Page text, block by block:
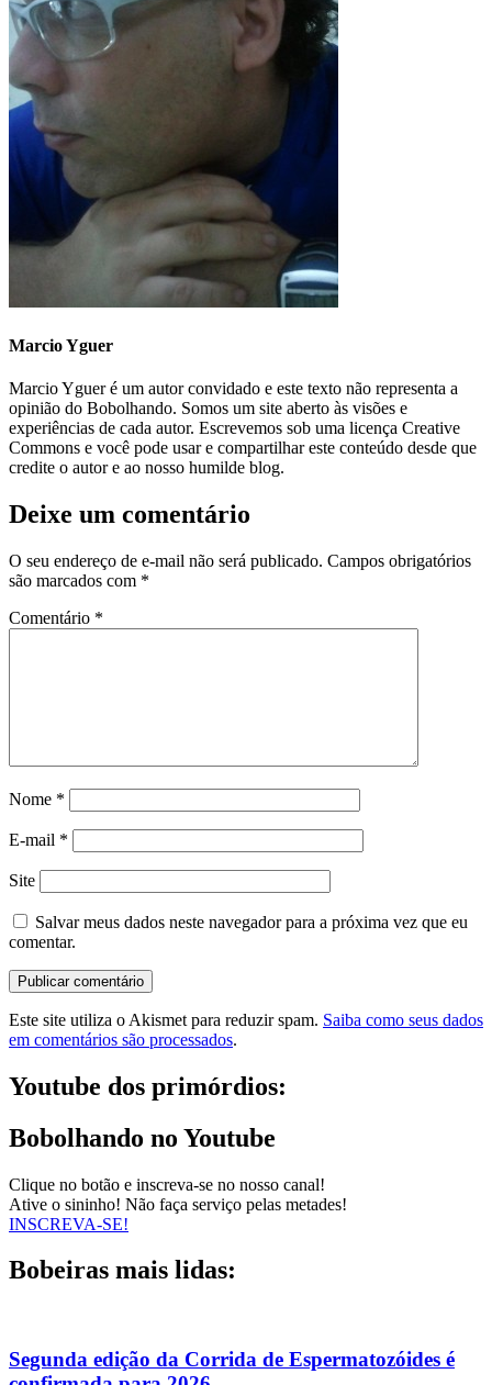
Marcio Yguer
Marcio Yguer é um autor convidado e este texto não representa a
opinião do Bobolhando. Somos um site aberto às visões e
experiências de cada autor. Escrevemos sob uma licença Creative
Commons e você pode usar e compartilhar este conteúdo desde que
credite o autor e ao nosso humilde blog.
Deixe um comentário
O seu endereço de e-mail não será publicado. Campos obrigatórios
são marcados com *
Comentário *
Nome *
E-mail *
Site
Salvar meus dados neste navegador para a próxima vez que eu
comentar.
Este site utiliza o Akismet para reduzir spam. Saiba como seus dados
em comentários são processados.
Youtube dos primórdios:
Bobolhando no Youtube
Clique no botão e inscreva-se no nosso canal!
Ative o sininho! Não faça serviço pelas metades!
INSCREVA-SE!
Bobeiras mais lidas:
Segunda edição da Corrida de Espermatozóides é